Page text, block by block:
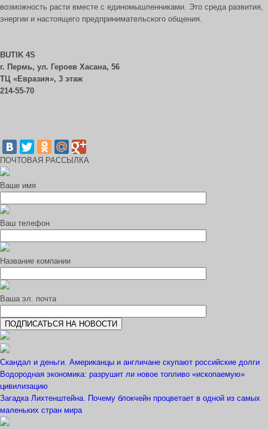
возможность расти вместе с единомышленниками. Это среда развития,
энергии и настоящего предпринимательского общения.
BUTIK 4S
г. Пермь, ул. Героев Хасана, 56
ТЦ «Евразия», 3 этаж
214-55-70
ПОЧТОВАЯ РАССЫЛКА
Ваше имя
Ваш телефон
Название компании
Ваша эл. почта
Скандал и деньги. Американцы и англичане скупают российские долги
Водородная экономика: разрушит ли новое топливо «ископаемую»
цивилизацию
Загадка Лихтенштейна. Почему блокчейн процветает в одной из самых
маленьких стран мира